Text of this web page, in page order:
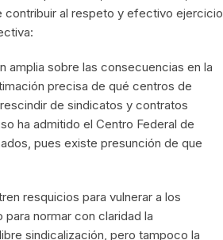
contribuir al respeto y efectivo ejercicio
sobre las consecuencias en la
precisa de qué centros de
de sindicatos y contratos
ha admitido el Centro Federal de
pues existe presunción de que
resquicios para vulnerar a los
normar con claridad la
sindicalización, pero tampoco la